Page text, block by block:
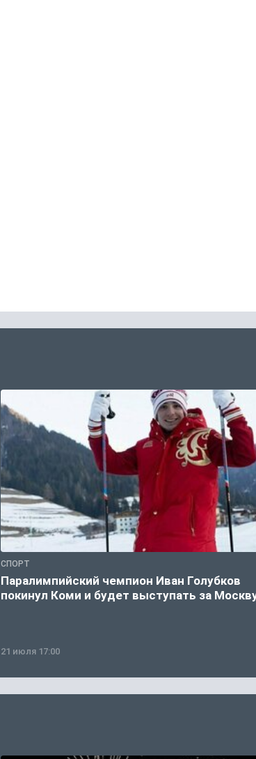
СПОРТ
Паралимпийский чемпион Иван Голубков
покинул Коми и будет выступать за
21 июля 17:00